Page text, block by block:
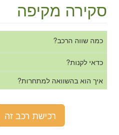
סקירה מקיפה
כמה שווה הרכב?
כדאי לקנות?
איך הוא בהשוואה למתחרות?
רכישת רכב זה